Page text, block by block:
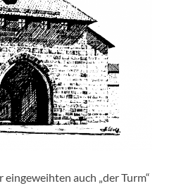
auch „der Turm“